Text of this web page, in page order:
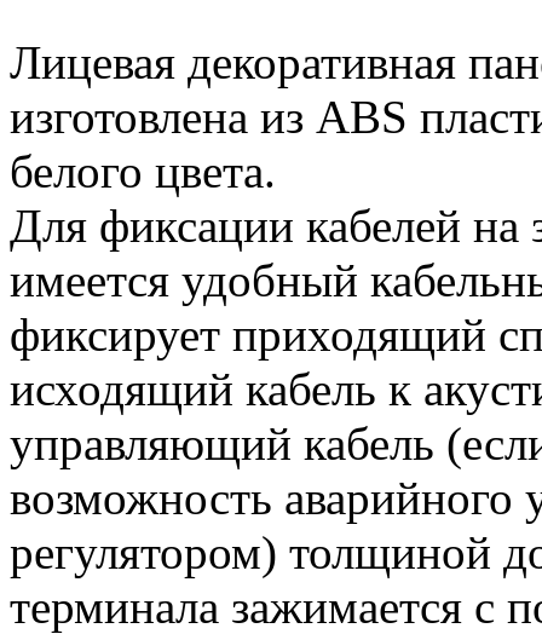
Лицевая декоративная
изготовлена из ABS
белого цвета.
Для фиксации кабелей на
имеется удобный
фиксирует приходящий
исходящий кабель к
управляющий кабель
возможность аварийного
регулятором) толщиной
терминала зажимается с